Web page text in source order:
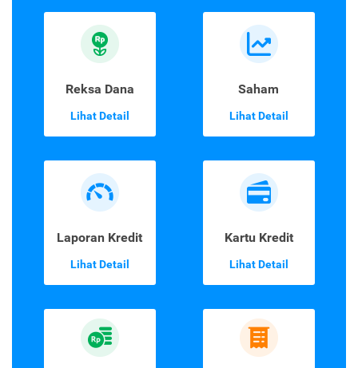
Reksa Dana
Lihat Detail
Saham
Lihat Detail
Laporan Kredit
Lihat Detail
Kartu Kredit
Lihat Detail